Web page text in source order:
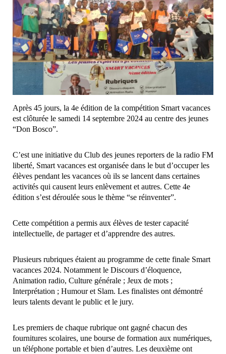
Après 45 jours, la 4e édition de la compétition Smart vacances
est clôturée le samedi 14 septembre 2024 au centre des jeunes
“Don Bosco”.
C’est une initiative du Club des jeunes reporters de la radio FM
liberté, Smart vacances est organisée dans le but d’occuper les
élèves pendant les vacances où ils se lancent dans certaines
activités qui causent leurs enlèvement et autres. Cette 4e
édition s’est déroulée sous le thème “se réinventer”.
Cette compétition a permis aux élèves de tester capacité
intellectuelle, de partager et d’apprendre des autres.
Plusieurs rubriques étaient au programme de cette finale Smart
vacances 2024. Notamment le Discours d’éloquence,
Animation radio, Culture générale ; Jeux de mots ;
Interprétation ; Humour et Slam. Les finalistes ont démontré
leurs talents devant le public et le jury.
Les premiers de chaque rubrique ont gagné chacun des
fournitures scolaires, une bourse de formation aux numériques,
un téléphone portable et bien d’autres. Les deuxième ont